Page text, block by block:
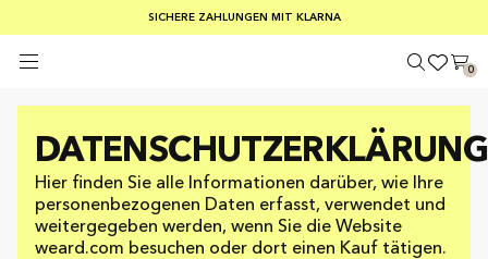
SOMMER-SCHLUSSVERKAUF: 30–50 % RABATT AUF ALLES
KOSTENLOSER VERSAND AB EINEM BESTELLWERT VON 100 €
SICHERE ZAHLUNGEN MIT KLARNA
0
DATENSCHUTZERKLÄRUNG
Hier finden Sie alle Informationen darüber, wie Ihre
personenbezogenen Daten erfasst, verwendet und
weitergegeben werden, wenn Sie die Website
weard.com besuchen oder dort einen Kauf tätigen.